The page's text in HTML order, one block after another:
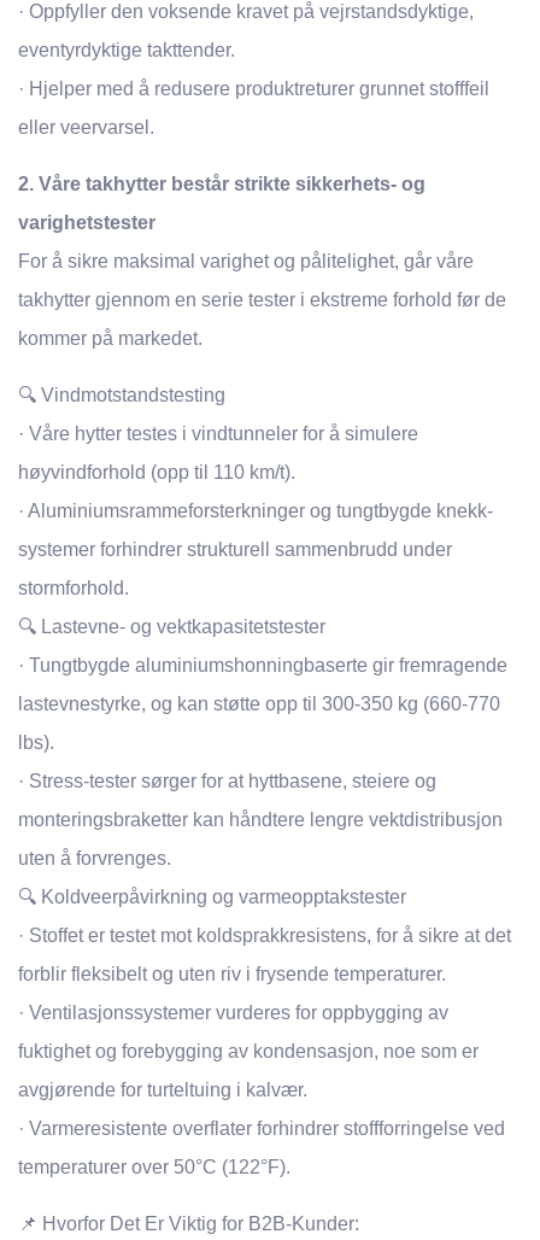
· Oppfyller den voksende kravet på vejrstandsdyktige,
eventyrdyktige takttender.
· Hjelper med å redusere produktreturer grunnet stofffeil
eller veervarsel.
2. Våre takhytter består strikte sikkerhets- og
varighetstester
For å sikre maksimal varighet og pålitelighet, går våre
takhytter gjennom en serie tester i ekstreme forhold før de
kommer på markedet.
🔍 Vindmotstandstesting
· Våre hytter testes i vindtunneler for å simulere
høyvindforhold (opp til 110 km/t).
· Aluminiumsrammeforsterkninger og tungtbygde knekk-
systemer forhindrer strukturell sammenbrudd under
stormforhold.
🔍 Lastevne- og vektkapasitetstester
· Tungtbygde aluminiumshonningbaserte gir fremragende
lastevnestyrke, og kan støtte opp til 300-350 kg (660-770
lbs).
· Stress-tester sørger for at hyttbasene, steiere og
monteringsbraketter kan håndtere lengre vektdistribusjon
uten å forvrenges.
🔍 Koldveerpåvirkning og varmeopptakstester
· Stoffet er testet mot koldsprakkresistens, for å sikre at det
forblir fleksibelt og uten riv i frysende temperaturer.
· Ventilasjonssystemer vurderes for oppbygging av
fuktighet og forebygging av kondensasjon, noe som er
avgjørende for turteltuing i kalvær.
· Varmeresistente overflater forhindrer stoffforringelse ved
temperaturer over 50°C (122°F).
📌 Hvorfor Det Er Viktig for B2B-Kunder: